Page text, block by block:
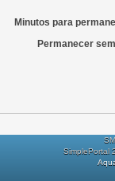
Minutos para
Permanecer
SimplePortal